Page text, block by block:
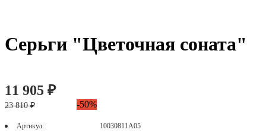
Серьги "Цветочная соната"
11 905 ₽
23 810 ₽ -50%
Артикул:
10030811А05